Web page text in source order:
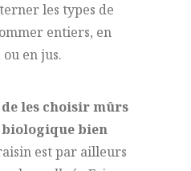
les types de
entiers, en
en jus.
les choisir mûrs
bien
est par ailleurs